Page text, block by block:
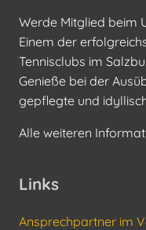
Werde Mitglied beim
Einem der
Tennisclubs im
Genieße bei der
gepflegte und
Alle weiteren
Links
Ansprechpartner im